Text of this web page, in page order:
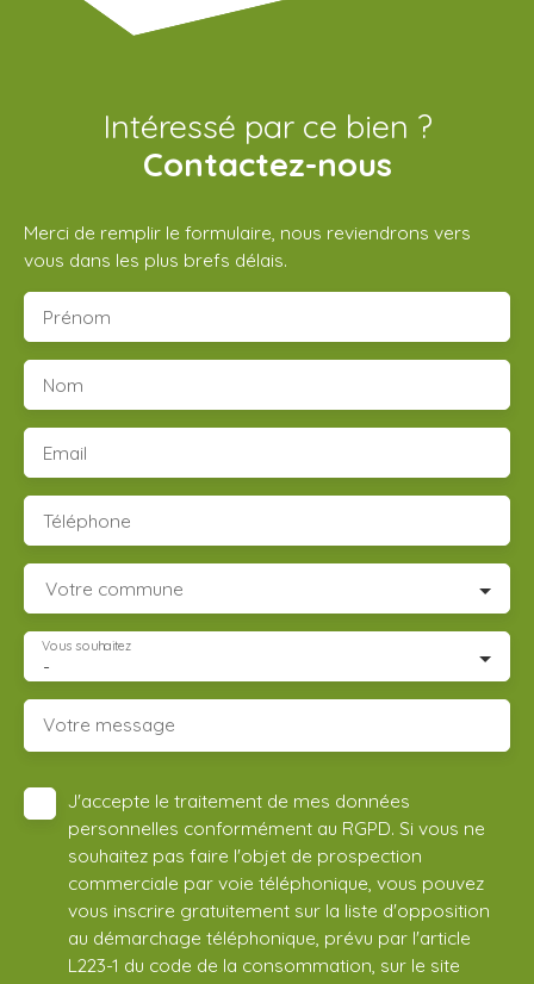
Intéressé par ce bien ?
Contactez-nous
Merci de remplir le formulaire, nous reviendrons vers
vous dans les plus brefs délais.
Prénom
Nom
Email
Téléphone
Votre commune
-
Vous souhaitez
Votre message
J'accepte le traitement de mes données
personnelles conformément au RGPD. Si vous ne
souhaitez pas faire l'objet de prospection
commerciale par voie téléphonique, vous pouvez
vous inscrire gratuitement sur la liste d'opposition
au démarchage téléphonique, prévu par l'article
L223-1 du code de la consommation, sur le site